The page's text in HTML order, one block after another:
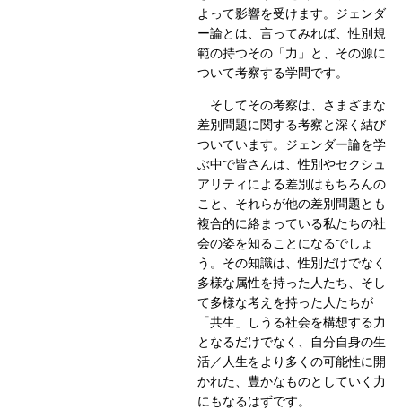
よって影響を受けます。ジェンダ
ー論とは、言ってみれば、性別規
範の持つその「力」と、その源に
ついて考察する学問です。
そしてその考察は、さまざまな
差別問題に関する考察と深く結び
ついています。ジェンダー論を学
ぶ中で皆さんは、性別やセクシュ
アリティによる差別はもちろんの
こと、それらが他の差別問題とも
複合的に絡まっている私たちの社
会の姿を知ることになるでしょ
う。その知識は、性別だけでなく
多様な属性を持った人たち、そし
て多様な考えを持った人たちが
「共生」しうる社会を構想する力
となるだけでなく、自分自身の生
活／人生をより多くの可能性に開
かれた、豊かなものとしていく力
にもなるはずです。